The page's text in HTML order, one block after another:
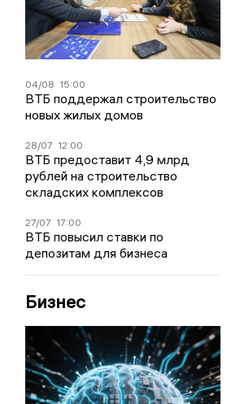
04/08 15:00
ВТБ поддержал строительство
новых жилых домов
28/07 12:00
ВТБ предоставит 4,9 млрд
рублей на строительство
складских комплексов
27/07 17:00
ВТБ повысил ставки по
депозитам для бизнеса
Бизнес